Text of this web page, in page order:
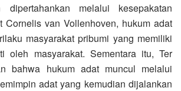
melalui kesepakatan
Cornelis van Vollenhoven, hukum adat
masyarakat pribumi yang memiliki
oleh masyarakat. Sementara itu, Ter
bahwa hukum adat muncul melalui
adat yang kemudian dijalankan